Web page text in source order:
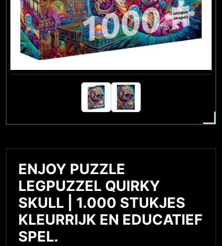
ENJOY PUZZLE
LEGPUZZEL QUIRKY
SKULL | 1.000 STUKJES
KLEURRIJK EN EDUCATIEF
SPEL.